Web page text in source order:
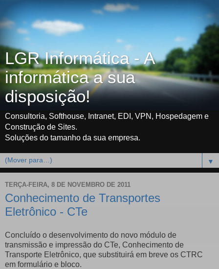
LGR Informática - A
informática a sua
disposição!
Consultoria, Softhouse, Intranet, EDI, VPN, Hospedagem e
Construção de Sites.
Soluções do tamanho da sua empresa.
▼
TERÇA-FEIRA, 8 DE NOVEMBRO DE 2011
Conhecimento de Transportes
Eletrônico - CTe
Concluído o desenvolvimento do novo módulo de
transmissão e impressão do CTe, Conhecimento de
Transporte Eletrônico, que substituirá em breve os CTRC
em formulário e bloco.